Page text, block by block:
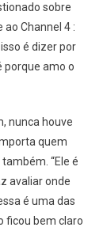
sobre
ao Channel 4 :
é dizer por
porque amo o
nunca houve
quem
“Ele é
avaliar onde
é uma das
ficou bem claro